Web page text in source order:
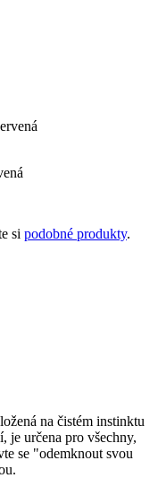
si podobné produkty.
na čistém instinktu
je určena pro všechny,
se "odemknout svou